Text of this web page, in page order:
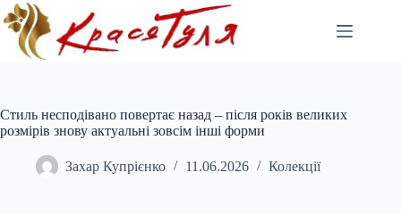
Перейти
до
вмісту
Стиль несподівано повертає назад – після років великих
розмірів знову актуальні зовсім інші форми
Захар Купрієнко 11.06.2026 Колекції